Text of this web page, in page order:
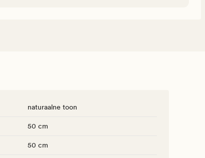
naturaalne toon
50 cm
50 cm